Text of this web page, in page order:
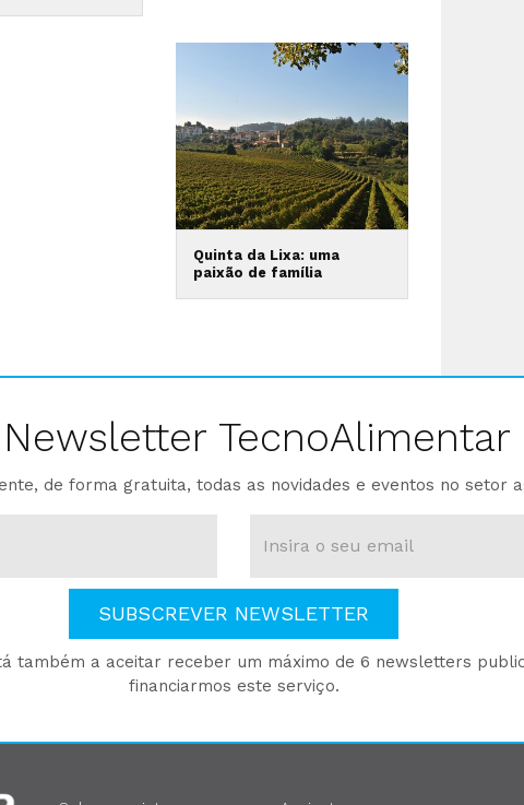
Quinta da Lixa: uma
paixão de família
Newsletter TecnoAlimentar
de forma gratuita, todas as novidades e eventos no setor
SUBSCREVER NEWSLETTER
também a aceitar receber um máximo de 6 newsletters
financiarmos este serviço.